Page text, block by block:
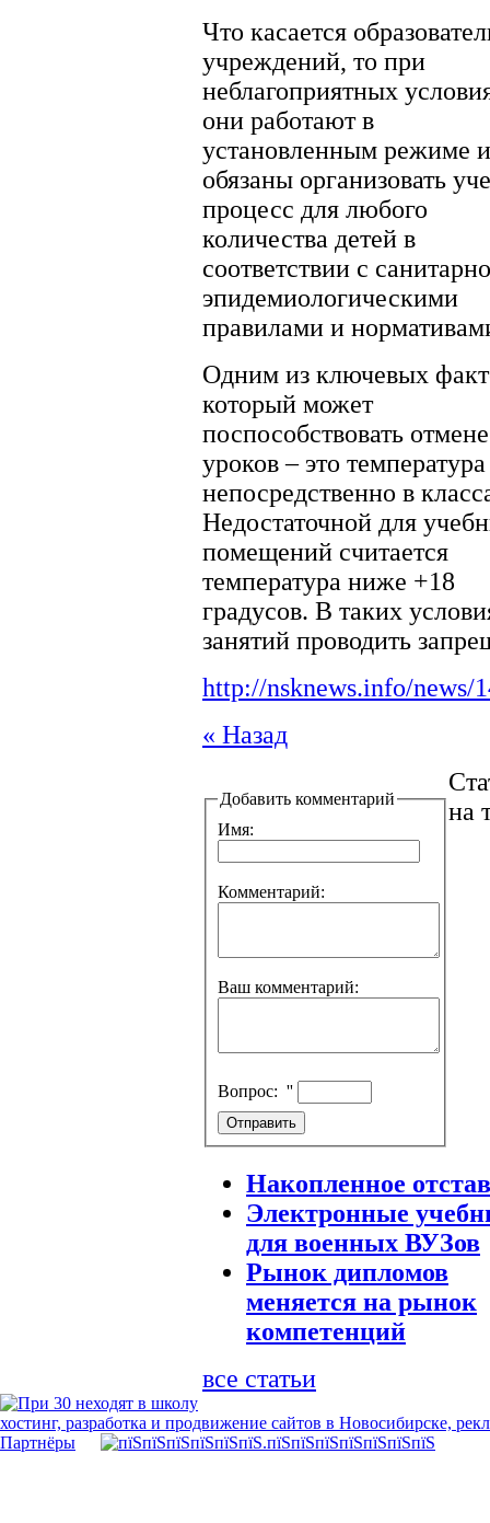
Что касается
учреждений, то при
неблагоприятных
они работают в
установленным режиме и
обязаны организовать
процесс для любого
количества детей в
соответствии с
эпидемиологическими
правилами и
Одним из ключевых
который может
поспособствовать отмене
уроков – это температура
непосредственно в
Недостаточной для
помещений считается
температура ниже +18
градусов. В таких
занятий проводить
http://nsknews.info/news/
« Назад
Добавить комментарий
Имя:
Комментарий:
Ваш комментарий:
Вопрос: ''
на
Накопленное
Электронные
для военных ВУЗов
Рынок дипломов
меняется на рынок
компетенций
все статьи
хостинг, разработка и продвижение сайтов в Новосибирске,
Партнёры